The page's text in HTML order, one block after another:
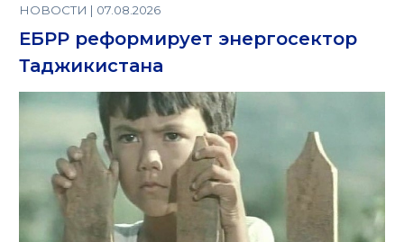
НОВОСТИ | 07.08.2026
ЕБРР реформирует энергосектор
Таджикистана